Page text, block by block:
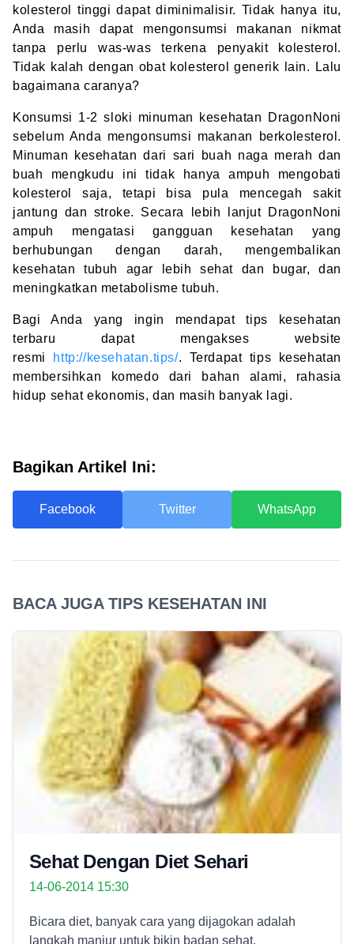
kolesterol tinggi dapat diminimalisir. Tidak hanya itu,
Anda masih dapat mengonsumsi makanan nikmat
tanpa perlu was-was terkena penyakit kolesterol.
Tidak kalah dengan obat kolesterol generik lain. Lalu
bagaimana caranya?
Konsumsi 1-2 sloki minuman kesehatan DragonNoni
sebelum Anda mengonsumsi makanan berkolesterol.
Minuman kesehatan dari sari buah naga merah dan
buah mengkudu ini tidak hanya ampuh mengobati
kolesterol saja, tetapi bisa pula mencegah sakit
jantung dan stroke. Secara lebih lanjut DragonNoni
ampuh mengatasi gangguan kesehatan yang
berhubungan dengan darah, mengembalikan
kesehatan tubuh agar lebih sehat dan bugar, dan
meningkatkan metabolisme tubuh.
Bagi Anda yang ingin mendapat tips kesehatan
terbaru dapat mengakses website
resmi http://kesehatan.tips/. Terdapat tips kesehatan
membersihkan komedo dari bahan alami, rahasia
hidup sehat ekonomis, dan masih banyak lagi.
Bagikan Artikel Ini:
Facebook Twitter WhatsApp
BACA JUGA TIPS KESEHATAN INI
Sehat Dengan Diet Sehari
14-06-2014 15:30
Bicara diet, banyak cara yang dijagokan adalah
langkah manjur untuk bikin badan sehat.